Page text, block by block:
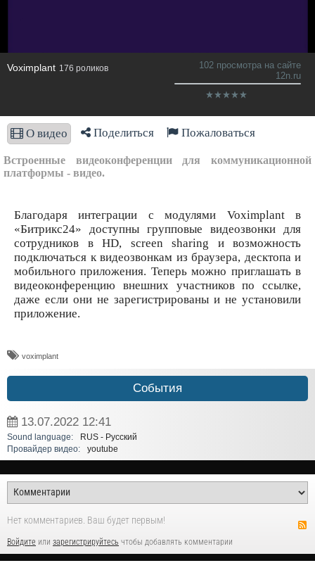
Voximplant 176 роликов
102 просмотра на сайте
12n.ru
О видео Поделиться Пожаловаться
Встроенные видеоконференции для коммуникационной
платформы - видео.
Благодаря интеграции с модулями Voximplant в
«Битрикс24» доступны групповые видеозвонки для
сотрудников в HD, screen sharing и возможность
подключаться к видеозвонкам из браузера, десктопа и
мобильного приложения. Теперь можно приглашать в
видеоконференцию внешних участников по ссылке,
даже если они не зарегистрированы и не установили
приложение.
voximplant
События
13.07.2022 12:41
Sound language:
RUS - Русский
Провайдер видео:
youtube
Нет комментариев. Ваш будет первым!
Войдите или зарегистрируйтесь чтобы добавлять комментарии